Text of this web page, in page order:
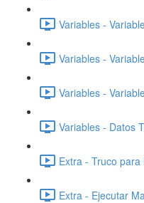
Variables -
Variables -
Variables -
Variables - Datos
Extra - Truco
Extra - Ejecutar